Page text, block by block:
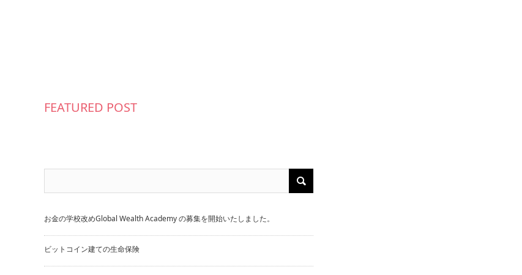
FEATURED POST
お金の学校改めGlobal Wealth Academy の募集を開始いたしました。
ビットコイン建ての生命保険